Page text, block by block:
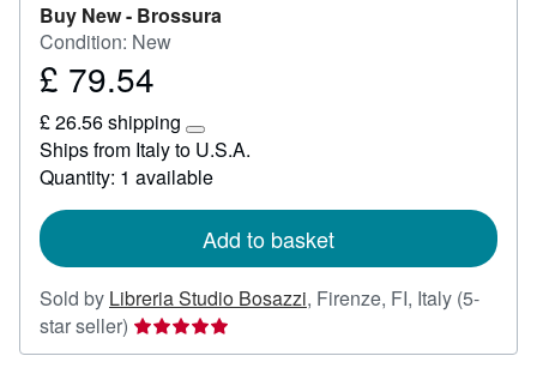
Buy New - Brossura
Condition: New
Price
79.54
£ 79.54
£ 26.56 shipping
Learn
more
about
rates
Ships from Italy to U.S.A.
Quantity: 1 available
Add to basket
Sold by Libreria Studio Bosazzi, Firenze, FI, Italy (5-
star seller) Seller
rating